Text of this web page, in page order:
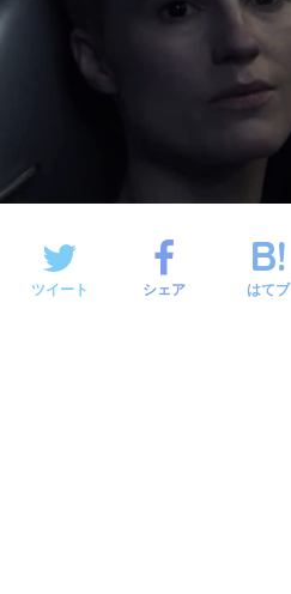
ツイート シェア はてブ